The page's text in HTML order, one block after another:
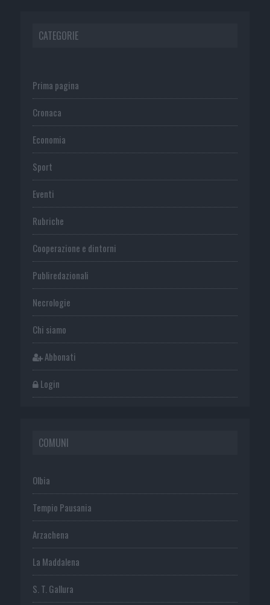
CATEGORIE
Prima pagina
Cronaca
Economia
Sport
Eventi
Rubriche
Cooperazione e dintorni
Publiredazionali
Necrologie
Chi siamo
Abbonati
Login
COMUNI
Olbia
Tempio Pausania
Arzachena
La Maddalena
S. T. Gallura